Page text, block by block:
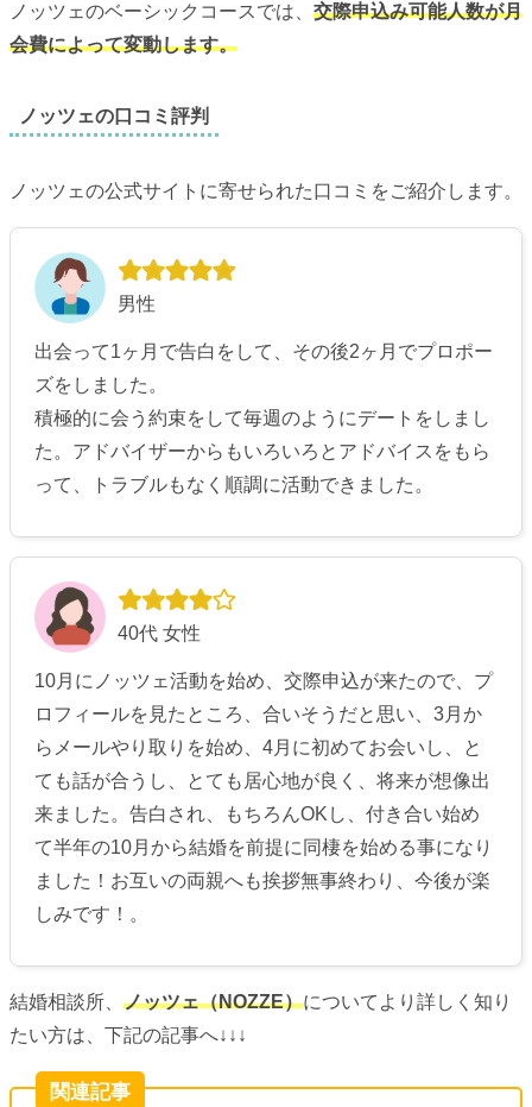
ノッツェのベーシックコースでは、 交際申込み可能人数が月
会費によって変動します。
ノッツェの口コミ評判
ノッツェの公式サイトに寄せられた口コミをご紹介します。
男性
出会って1ヶ月で告白をして、その後2ヶ月でプロポー
ズをしました。
積極的に会う約束をして毎週のようにデートをしまし
た。アドバイザーからもいろいろとアドバイスをもら
って、トラブルもなく順調に活動できました。
40代 女性
10月にノッツェ活動を始め、交際申込が来たので、プ
ロフィールを見たところ、合いそうだと思い、3月か
らメールやり取りを始め、4月に初めてお会いし、と
ても話が合うし、とても居心地が良く、将来が想像出
来ました。告白され、もちろんOKし、付き合い始め
て半年の10月から結婚を前提に同棲を始める事になり
ました！お互いの両親へも挨拶無事終わり、今後が楽
しみです！。
結婚相談所、 ノッツェ（NOZZE）についてより詳しく知り
たい方は、下記の記事へ↓↓↓